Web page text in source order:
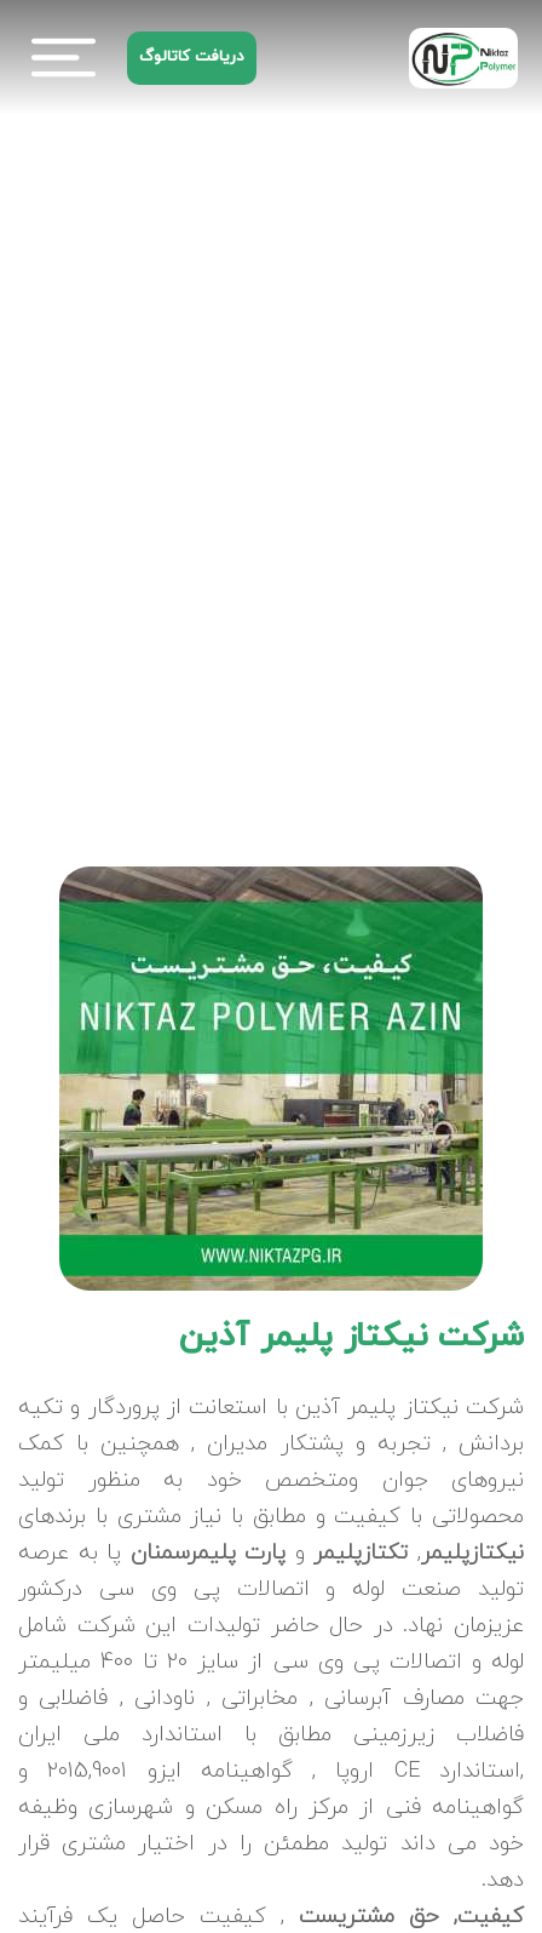
دریافت کاتالوگ
شرکت نیکتاز پلیمر آذین
شرکت نیکتاز پلیمر آذین با استعانت از پروردگار و تکیه
بردانش , تجربه و پشتکار مدیران , همچنین با کمک
نیروهای جوان ومتخصص خود به منظور تولید
محصولاتی با کیفیت و مطابق با نیاز مشتری با برندهای
نیکتازپلیمر,تکتازپلیمر و پارت پلیمرسمنان پا به عرصه
تولید صنعت لوله و اتصالات پی وی سی درکشور
عزیزمان نهاد. در حال حاضر تولیدات این شرکت شامل
لوله و اتصالات پی وی سی از سایز 20 تا 400 میلیمتر
جهت مصارف آبرسانی , مخابراتی , ناودانی , فاضلابی و
فاضلاب زیرزمینی مطابق با استاندارد ملی ایران
,استاندارد CE اروپا , گواهینامه ایزو 2015,9001 و
گواهینامه فنی از مرکز راه مسکن و شهرسازی وظیفه
خود می داند تولید مطمئن را در اختیار مشتری قرار
دهد.
کیفیت, حق مشتریست , کیفیت حاصل یک فرآیند